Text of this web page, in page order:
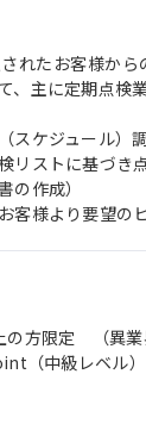
れたお客様か
、主に定期点検
スケジュール）
リストに基づき
の作成）
客様より要望の
方限定 （異業
（中級レベル